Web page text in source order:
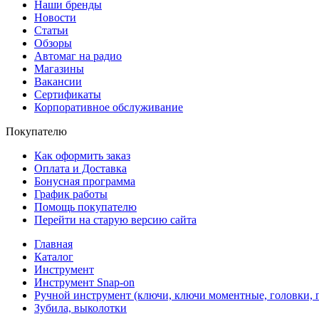
Наши бренды
Новости
Статьи
Обзоры
Автомаг на радио
Магазины
Вакансии
Сертификаты
Корпоративное обслуживание
Покупателю
Как оформить заказ
Оплата и Доставка
Бонусная программа
График работы
Помощь покупателю
Перейти на старую версию сайта
Главная
Каталог
Инструмент
Инструмент Snap-on
Ручной инструмент (ключи, ключи моментные, головки,
Зубила, выколотки